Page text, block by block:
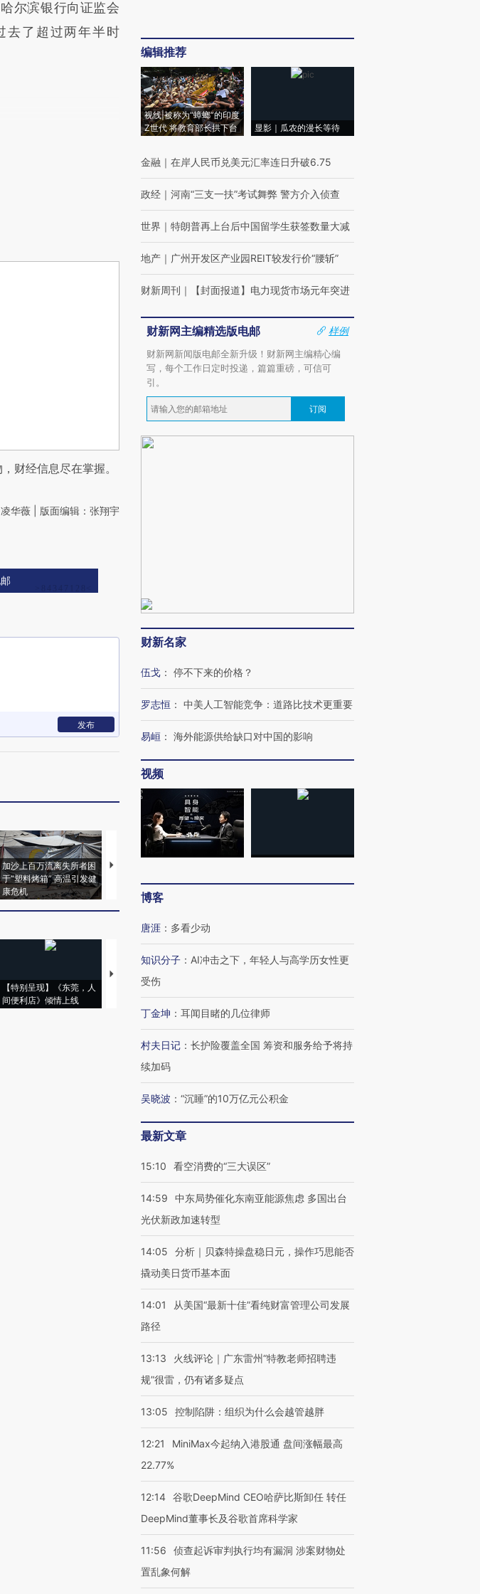
尔滨银行向证监会
去了超过两年半时
财经信息尽在掌握。
华薇 | 版面编辑：张翔宇
发布
加沙上百万流离失所者困
于“塑料烤箱” 高温引发健
康危机
马航飞行员跨国走私7万
【特别呈现】《东莞，人
间便利店》倾情上线
【推广】走进第四届链博
会，让数智科技“链”接产
有意思的生活方式·第三对
住三大增长引擎是什么？
编辑推荐
视线|被称为“蟑螂”的印度
Z世代 将教育部长拱下台
显影｜瓜农的漫长等待
金融 ｜ 在岸人民币兑美元汇率连日升破6.75
政经 ｜ 河南“三支一扶”考试舞弊 警方介入侦查
世界 ｜ 特朗普再上台后中国留学生获签数量大减
地产 ｜ 广州开发区产业园REIT较发行价“腰斩”
财新周刊 ｜ 【封面报道】电力现货市场元年突进
财新网主编精选版电邮
样例
财新网新闻版电邮全新升级！财新网主编精心编
写，每个工作日定时投递，篇篇重磅，可信可
引。
订阅
财新名家
伍戈 ： 停不下来的价格？
罗志恒 ： 中美人工智能竞争：道路比技术更重要
易峘 ： 海外能源供给缺口对中国的影响
视频
博客
唐涯 ： 多看少动
知识分子 ： AI冲击之下，年轻人与高学历女性更
受伤
丁金坤 ： 耳闻目睹的几位律师
村夫日记 ： 长护险覆盖全国 筹资和服务给予将持
续加码
吴晓波 ： “沉睡”的10万亿元公积金
最新文章
15:10 看空消费的“三大误区”
14:59
中东局势催化东南亚能源焦虑 多国出台
光伏新政加速转型
14:05
分析｜贝森特操盘稳日元，操作巧思能否
撬动美日货币基本面
14:01
从美国“最新十佳”看纯财富管理公司发展
路径
13:13
火线评论｜广东雷州“特教老师招聘违
规”很雷，仍有诸多疑点
13:05 控制陷阱：组织为什么会越管越胖
12:21
MiniMax今起纳入港股通 盘间涨幅最高
22.77%
12:14 谷歌DeepMind CEO哈萨比斯卸任 转任
DeepMind董事长及谷歌首席科学家
11:56
侦查起诉审判执行均有漏洞 涉案财物处
置乱象何解